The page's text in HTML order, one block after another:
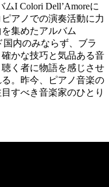
ムI Colori Dell’Amoreに
アノでの演奏活動に力
集めたアルバム
国内のみならず、ブラ
かな技巧と気品ある音
く者に物語を感じさせ
。昨今、ピアノ音楽の
すべき音楽家のひとり